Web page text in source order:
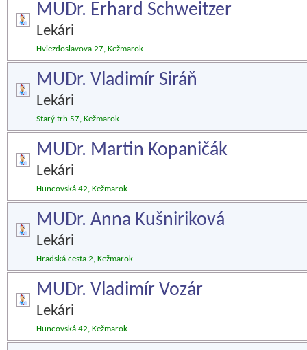
MUDr. Erhard Schweitzer
Lekári
Hviezdoslavova 27, Kežmarok
MUDr. Vladimír Siráň
Lekári
Starý trh 57, Kežmarok
MUDr. Martin Kopaničák
Lekári
Huncovská 42, Kežmarok
MUDr. Anna Kušniriková
Lekári
Hradská cesta 2, Kežmarok
MUDr. Vladimír Vozár
Lekári
Huncovská 42, Kežmarok